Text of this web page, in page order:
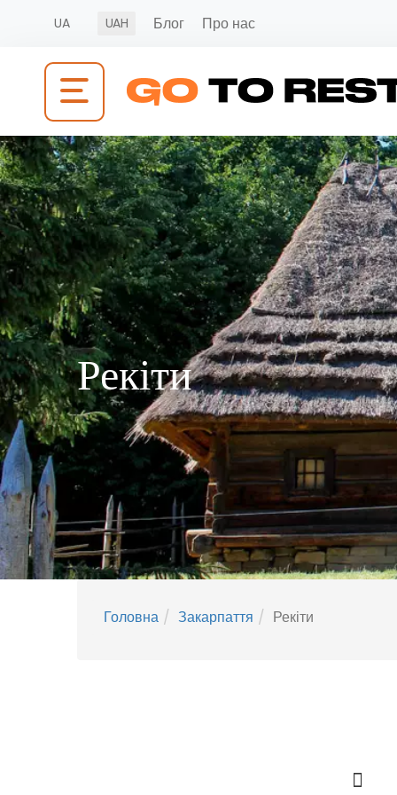
UA UAH Блог Про нас
Рекіти
Головна Закарпаття Рекіти